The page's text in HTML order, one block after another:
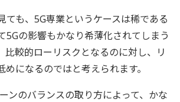
ても、5G専業というケースは稀である
5Gの影響もかなり希薄化されてしまう
比較的ローリスクとなるのに対し、リ
になるのではと考えられます。
ンのバランスの取り方によって、かな